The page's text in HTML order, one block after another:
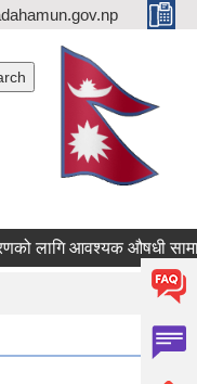
लागि आवश्यक ‍औषधी